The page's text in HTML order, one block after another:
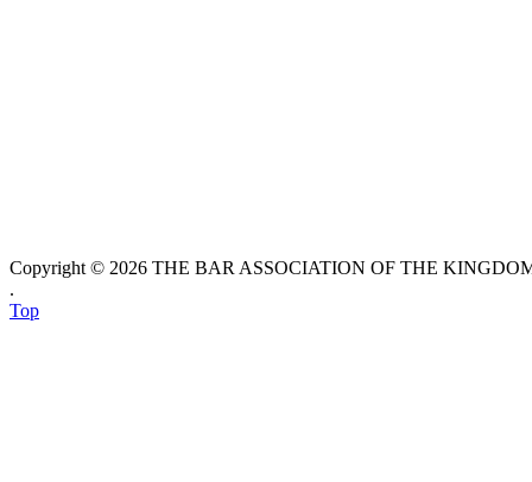
Copyright © 2026 THE BAR ASSOCIATION OF THE
.
Top